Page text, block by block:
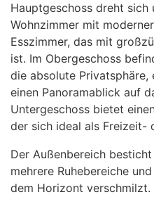
Hauptgeschoss dreht
Wohnzimmer mit
Esszimmer, das mit
ist. Im Obergeschoss
die absolute Privatsphäre,
einen Panoramablick auf
Untergeschoss bietet
der sich ideal als Freizeit-
Der Außenbereich
mehrere Ruhebereiche
dem Horizont